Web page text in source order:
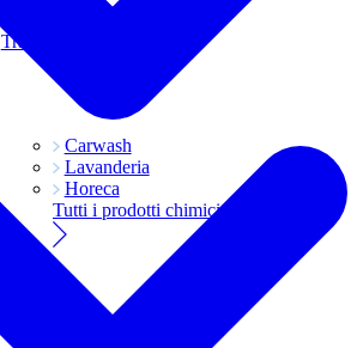
Trasmissioni
Carwash
Lavanderia
Horeca
Tutti i prodotti chimici